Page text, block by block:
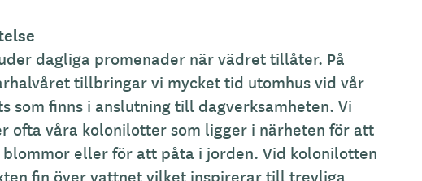
dagliga promenader när vädret tillåter. På
tillbringar vi mycket tid utomhus vid vår
som finns i anslutning till dagverksamheten. Vi
ofta våra kolonilotter som ligger i närheten för att
eller för att påta i jorden. Vid kolonilotten
fin över vattnet vilket inspirerar till trevliga